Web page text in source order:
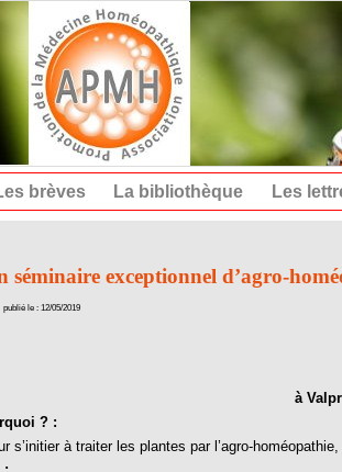
brèves La bibliothèque Les
séminaire exceptionnel d’agro-
publié le : 12/05/2019
à
? :
s’initier à traiter les plantes par l’agro-